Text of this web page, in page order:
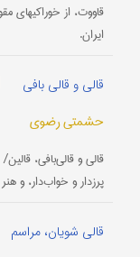
قاووت، از خوراکیهای
ایران.
قالی و قالی بافی
حشمتی رضوی
قالی و قالی‌بافی،
پرزدار و خواب‌دار، و
قالی شویان، مراسم